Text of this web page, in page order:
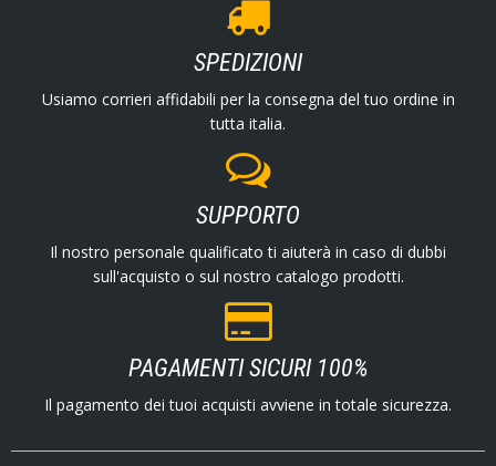
SPEDIZIONI
Usiamo corrieri affidabili per la consegna del tuo ordine in
tutta italia.
SUPPORTO
Il nostro personale qualificato ti aiuterà in caso di dubbi
sull'acquisto o sul nostro catalogo prodotti.
PAGAMENTI SICURI 100%
Il pagamento dei tuoi acquisti avviene in totale sicurezza.